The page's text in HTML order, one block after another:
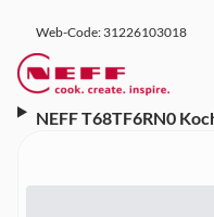
Web-Code: 31226103018
NEFF T68TF6RN0